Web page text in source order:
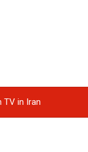
TV in Iran